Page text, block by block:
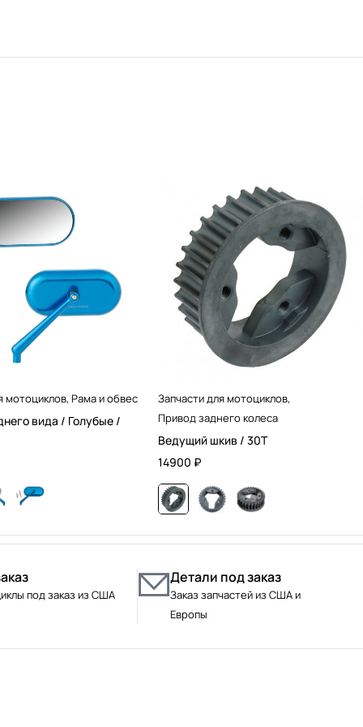
мотоциклов,Рама и обвес
вида / Голубые /
Запчасти для мотоциклов,
Привод заднего колеса
Ведущий шкив / 30T
14900 ₽
под заказ из США
Детали под заказ
Заказ запчастей из США и
Европы